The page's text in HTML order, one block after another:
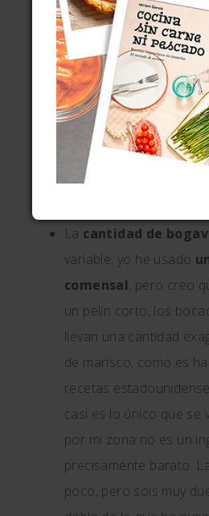
En cuanto al pan, he
panes porque me gusta
técnicas, pero no es
conseguir los
tostar en mantequilla
emplear
bollos
caliente
,
La cantidad de
variable; yo he usado
comensal, pero creo
un pelín corto, los
llevan una cantidad
de marisco, como es
recetas
casi es lo único que se
por mi zona no es un
precisamente barato.
poco, pero sois muy